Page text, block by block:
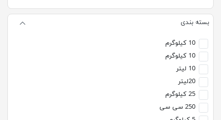
بسته بندی
10 کیلوگرم
10 کیلوگرم
10 لیتر
20لیتر
25 کیلوگرم
250 سی سی